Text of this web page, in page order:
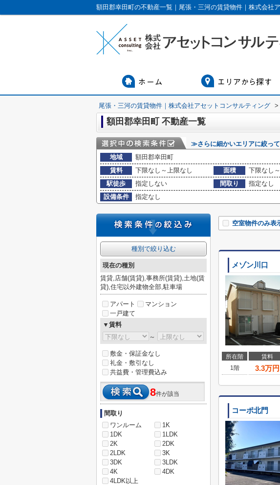
額田郡幸田町の不動産一覧｜尾張・三河の賃貸物件｜株式会社
尾張・三河の賃貸物件｜株式会社アセットコンサルティング >
額田郡幸田町 不動産一覧
≫さらに細かいエリアに絞って
地域
額田郡幸田町
賃料
下限なし～上限なし 面積 下限なし
駅徒歩
指定しない 間取り
指定なし
設備条件
指定なし
空室物件のみ表
メゾン川口
所在階 賃料
1階
3.3万円
コーポ北門
種別で絞り込む
現在の種別
賃貸,店舗(賃貸),事務所(賃貸),土地(賃
貸),住宅以外建物全部,駐車場
アパート
マンション
一戸建て
▼賃料
～
敷金・保証金なし
礼金・敷引なし
共益費・管理費込み
8件が該当
間取り
ワンルーム
1K
1DK
1LDK
2K
2DK
2LDK
3K
3DK
3LDK
4K
4DK
4LDK以上